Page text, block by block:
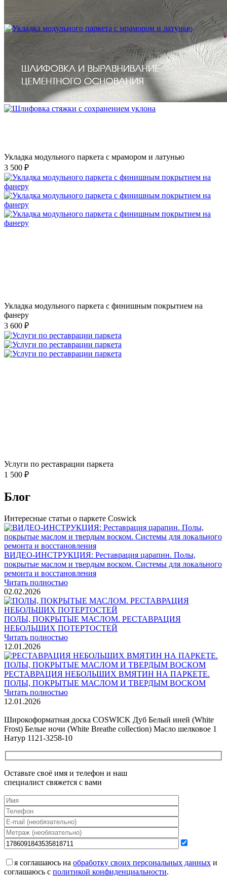
Устройство криволинейного бордюра в паркете
2 500 ₽
Укладка модульного паркета с мрамором и латунью
3 500 ₽
Укладка модульного паркета с финишным покрытием на
фанеру
3 600 ₽
Услуги по реставрации паркета
1 500 ₽
Блог
Интересные статьи о паркете Coswick
ВИДЕО-ИНСТРУКЦИЯ: Реставрация царапин. Полы,
покрытые маслом и твердым воском. Системы для локального
ремонта и восстановления
Читать полностью
02.02.2026
ПОЛЫ, ПОКРЫТЫЕ МАСЛОМ. РЕСТАВРАЦИЯ
НЕБОЛЬШИХ ПОТЕРТОСТЕЙ
Читать полностью
12.01.2026
РЕСТАВРАЦИЯ НЕБОЛЬШИХ ВМЯТИН НА ПАРКЕТЕ.
ПОЛЫ, ПОКРЫТЫЕ МАСЛОМ И ТВЕРДЫМ ВОСКОМ
Читать полностью
12.01.2026
Широкоформатная доска COSWICK Дуб Белый иней (White
Frost) Белые ночи (White Breathe collection) Масло шелковое 1
Натур 1121-3258-10
Оставьте своё имя и телефон и наш
специалист свяжется с вами
я соглашаюсь на обработку своих персональных данных и
соглашаюсь с политикой конфиденциальности.